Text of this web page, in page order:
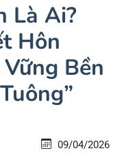
Là Ai?
Hôn
Bền
09/04/2026